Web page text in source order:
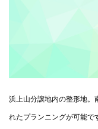
浜上山分譲地内の整形地。
れたプランニングが可能で